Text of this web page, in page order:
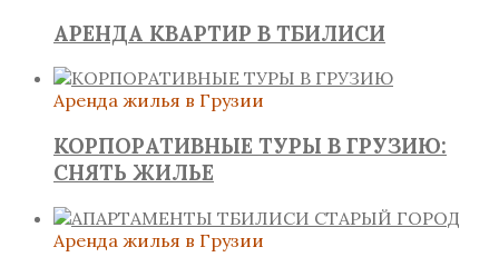
АРЕНДА КВАРТИР В ТБИЛИСИ
Аренда жилья в Грузии
КОРПОРАТИВНЫЕ ТУРЫ В ГРУЗИЮ:
СНЯТЬ ЖИЛЬЕ
Аренда жилья в Грузии